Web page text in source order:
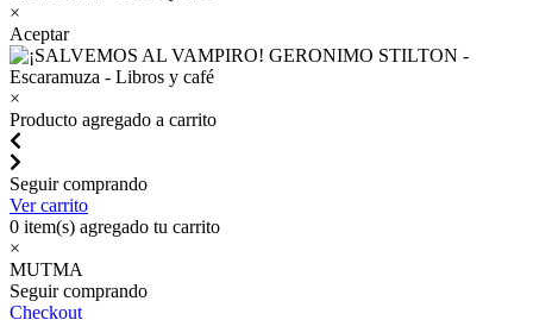
×
Aceptar
×
Producto agregado a carrito
Seguir comprando
Ver carrito
0 item(s) agregado tu carrito
×
MUTMA
Seguir comprando
Checkout